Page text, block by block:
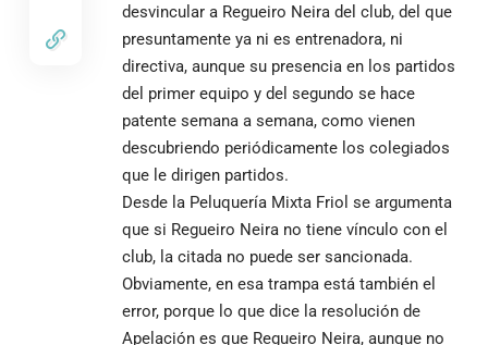
desvincular a Regueiro Neira del club, del que
presuntamente ya ni es entrenadora, ni
directiva, aunque su presencia en los partidos
del primer equipo y del segundo se hace
patente semana a semana, como vienen
descubriendo periódicamente los colegiados
que le dirigen partidos.
Desde la Peluquería Mixta Friol se argumenta
que si Regueiro Neira no tiene vínculo con el
club, la citada no puede ser sancionada.
Obviamente, en esa trampa está también el
error, porque lo que dice la resolución de
Apelación es que Regueiro Neira, aunque no